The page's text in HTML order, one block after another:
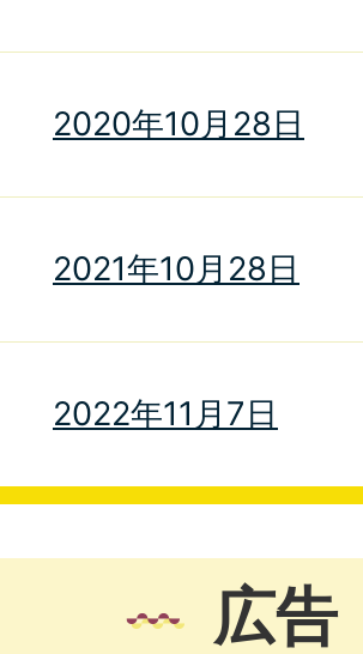
2020年10月28日
2021年10月28日
2022年11月7日
広告